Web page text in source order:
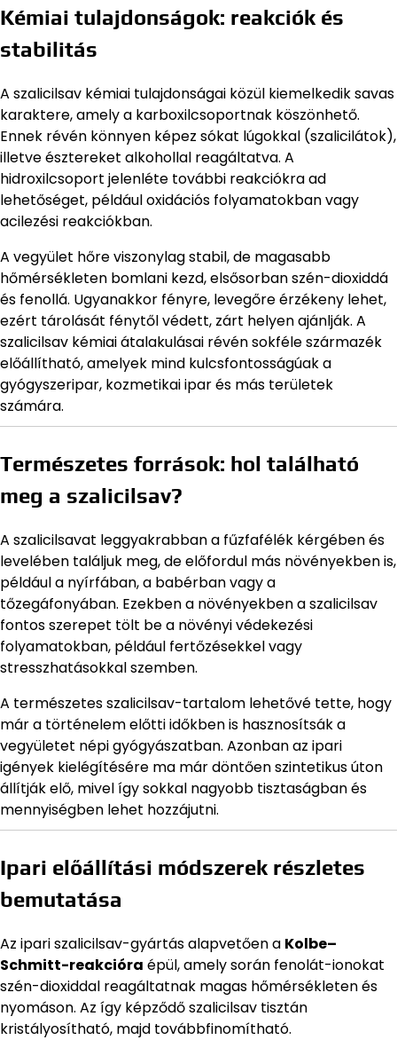
Kémiai tulajdonságok: reakciók és
stabilitás
A szalicilsav kémiai tulajdonságai közül kiemelkedik savas
karaktere, amely a karboxilcsoportnak köszönhető.
Ennek révén könnyen képez sókat lúgokkal (szalicilátok),
illetve észtereket alkohollal reagáltatva. A
hidroxilcsoport jelenléte további reakciókra ad
lehetőséget, például oxidációs folyamatokban vagy
acilezési reakciókban.
A vegyület hőre viszonylag stabil, de magasabb
hőmérsékleten bomlani kezd, elsősorban szén-dioxiddá
és fenollá. Ugyanakkor fényre, levegőre érzékeny lehet,
ezért tárolását fénytől védett, zárt helyen ajánlják. A
szalicilsav kémiai átalakulásai révén sokféle származék
előállítható, amelyek mind kulcsfontosságúak a
gyógyszeripar, kozmetikai ipar és más területek
számára.
Természetes források: hol található
meg a szalicilsav?
A szalicilsavat leggyakrabban a fűzfafélék kérgében és
levelében találjuk meg, de előfordul más növényekben is,
például a nyírfában, a babérban vagy a
tőzegáfonyában. Ezekben a növényekben a szalicilsav
fontos szerepet tölt be a növényi védekezési
folyamatokban, például fertőzésekkel vagy
stresszhatásokkal szemben.
A természetes szalicilsav-tartalom lehetővé tette, hogy
már a történelem előtti időkben is hasznosítsák a
vegyületet népi gyógyászatban. Azonban az ipari
igények kielégítésére ma már döntően szintetikus úton
állítják elő, mivel így sokkal nagyobb tisztaságban és
mennyiségben lehet hozzájutni.
Ipari előállítási módszerek részletes
bemutatása
Az ipari szalicilsav-gyártás alapvetően a Kolbe–
Schmitt-reakcióra épül, amely során fenolát-ionokat
szén-dioxiddal reagáltatnak magas hőmérsékleten és
nyomáson. Az így képződő szalicilsav tisztán
kristályosítható, majd továbbfinomítható.